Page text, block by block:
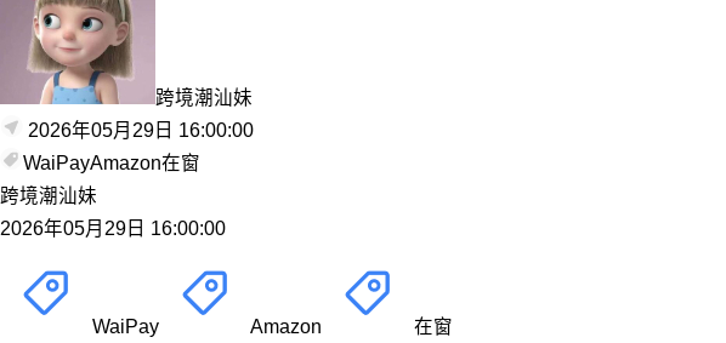
跨境潮汕妹
2026年05月29日 16:00:00
WaiPayAmazon在窗
跨境潮汕妹
2026年05月29日 16:00:00
WaiPay Amazon
在窗